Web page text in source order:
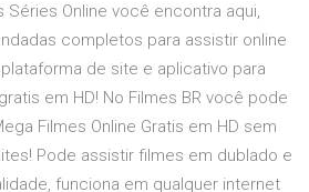
Séries Online você encontra aqui,
completos para assistir online
plataforma de site e aplicativo para
em HD! No Filmes BR você pode
Filmes Online Gratis em HD sem
Pode assistir filmes em dublado e
funciona em qualquer internet